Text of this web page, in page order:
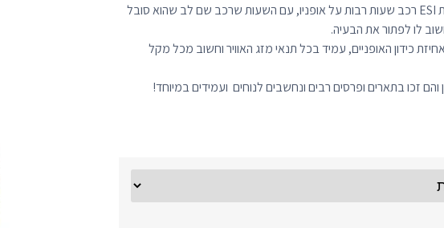
בשנת 2003 גארי סטיוארט המייסד של חברת ESI רכב שעות רבות על אופניו, עם השעות שרכב שם לב שהוא סובל
לו לפתור את הבעיה.
כידון האופניים, עמיד בכל תנאי מזג האוויר וחשוב מכל מקל